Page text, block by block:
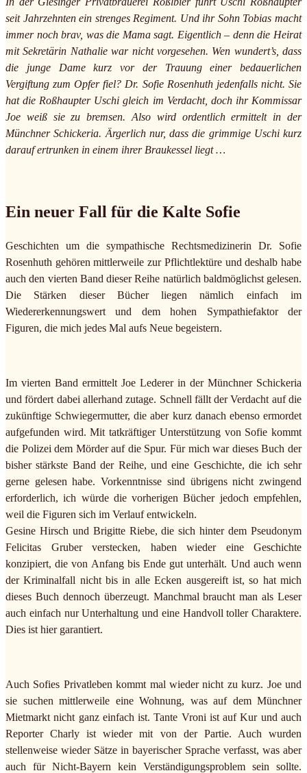
seit Jahrzehnten ein strenges Regiment. Und ihr Sohn Tobias macht
immer noch brav, was die Mama sagt. Eigentlich – denn die Heirat
mit Sekretärin Nathalie war nicht vorgesehen. Wen wundert’s, dass
die junge Dame kurz vor der Trauung einer bedauerlichen
Vergiftung zum Opfer fiel? Dr. Sofie Rosenhuth jedenfalls nicht. Sie
hat die Roßhaupter Uschi gleich im Verdacht, doch ihr Kommissar
Joe weiß sie zu bremsen. Also wird ordentlich ermittelt in der
Münchner Schickeria. Ärgerlich nur, dass die grimmige Uschi kurz
darauf ertrunken in einem ihrer Braukessel liegt …
Ein neuer Fall für die Kalte Sofie
Geschichten um die sympathische Rechtsmedizinerin Dr. Sofie
Rosenhuth gehören mittlerweile zur Pflichtlektüre und deshalb habe
auch den vierten Band dieser Reihe natürlich baldmöglichst gelesen.
Die Stärken dieser Bücher liegen nämlich einfach im
Wiedererkennungswert und dem hohen Sympathiefaktor der
Figuren, die mich jedes Mal aufs Neue begeistern.
Im vierten Band ermittelt Joe Lederer in der Münchner Schickeria
und fördert dabei allerhand zutage. Schnell fällt der Verdacht auf die
zukünftige Schwiegermutter, die aber kurz danach ebenso ermordet
aufgefunden wird. Mit tatkräftiger Unterstützung von Sofie kommt
die Polizei dem Mörder auf die Spur. Für mich war dieses Buch der
bisher stärkste Band der Reihe, und eine Geschichte, die ich sehr
gerne gelesen habe. Vorkenntnisse sind übrigens nicht zwingend
erforderlich, ich würde die vorherigen Bücher jedoch empfehlen,
weil die Figuren sich im Verlauf entwickeln.
Gesine Hirsch und Brigitte Riebe, die sich hinter dem Pseudonym
Felicitas Gruber verstecken, haben wieder eine Geschichte
konzipiert, die von Anfang bis Ende gut unterhält. Und auch wenn
der Kriminalfall nicht bis in alle Ecken ausgereift ist, so hat mich
dieses Buch dennoch überzeugt. Manchmal braucht man als Leser
auch einfach nur Unterhaltung und eine Handvoll toller Charaktere.
Dies ist hier garantiert.
Auch Sofies Privatleben kommt mal wieder nicht zu kurz. Joe und
sie suchen mittlerweile eine Wohnung, was auf dem Münchner
Mietmarkt nicht ganz einfach ist. Tante Vroni ist auf Kur und auch
Reporter Charly ist wieder mit von der Partie. Auch wurden
stellenweise wieder Sätze in bayerischer Sprache verfasst, was aber
auch für Nicht-Bayern kein Verständigungsproblem sein sollte.